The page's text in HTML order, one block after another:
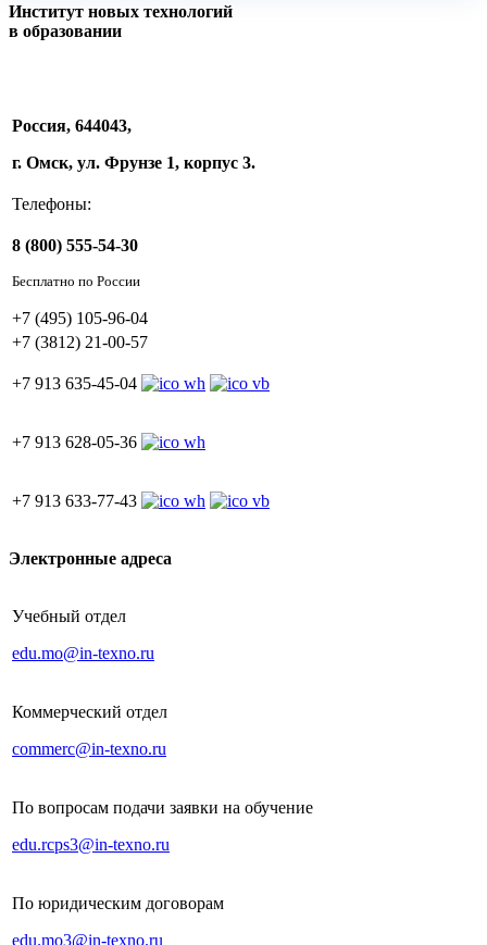
Институт новых технологий
в образовании
Россия, 644043,
г. Омск, ул. Фрунзе 1, корпус 3.
Телефоны:
8 (800) 555-54-30
Бесплатно по России
+7 (495) 105-96-04
+7 (3812) 21-00-57
+7 913 635-45-04
+7 913 628-05-36
+7 913 633-77-43
Электронные адреса
Учебный отдел
edu.mo@in-texno.ru
Коммерческий отдел
commerc@in-texno.ru
По вопросам подачи заявки на обучение
edu.rcps3@in-texno.ru
По юридическим договорам
edu.mo3@in-texno.ru